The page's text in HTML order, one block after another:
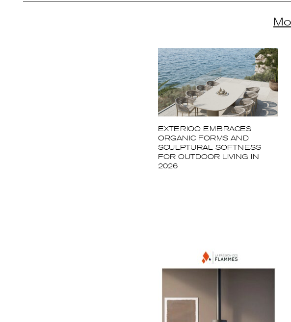
EXTERIOO EMBRACES
ORGANIC FORMS AND
SCULPTURAL SOFTNESS
FOR OUTDOOR LIVING IN
2026